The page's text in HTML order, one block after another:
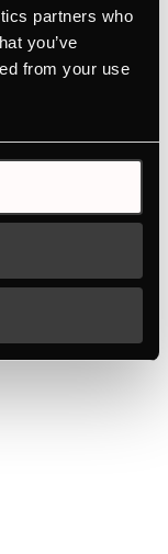
partners who
you’ve
from your use